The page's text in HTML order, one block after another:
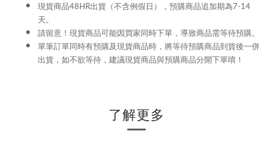
現貨商品48HR出貨（不含例假日），預購商品追加期為7-14
天。
請留意！現貨商品可能因買家同時下單，導致商品需等待預購。
單筆訂單同時有預購及現貨商品時，將等待預購商品到貨後一併
出貨，如不欲等待，建議現貨商品與預購商品分開下單唷！
了解更多